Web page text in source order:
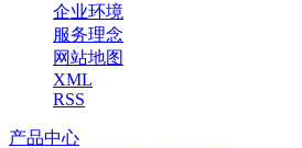
企业环境
服务理念
网站地图
XML
RSS
产品中心